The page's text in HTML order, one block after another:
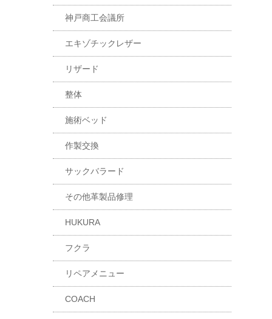
神戸商工会議所
エキゾチックレザー
リザード
整体
施術ベッド
作製交換
サックバラード
その他革製品修理
HUKURA
フクラ
リペアメニュー
COACH